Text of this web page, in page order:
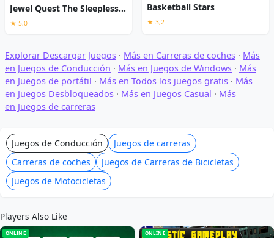
Jewel Quest The Sleepless Star
★ 5,0
Basketball Stars
★ 3,2
Explorar Descargar Juegos · Más en Carreras de coches · Más
en Juegos de Conducción · Más en Juegos de Windows · Más
en Juegos de portátil · Más en Todos los juegos gratis · Más
en Juegos Desbloqueados · Más en Juegos Casual · Más
en Juegos de carreras
Juegos de Conducción
Juegos de carreras
Carreras de coches
Juegos de Carreras de Bicicletas
Juegos de Motocicletas
Players Also Like
ONLINE ONLINE